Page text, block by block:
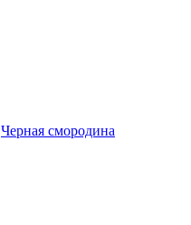
Черная смородина